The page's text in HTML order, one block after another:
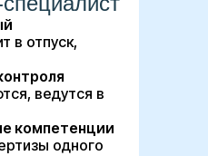
в отпуск,
ведутся в
компетенции
одного